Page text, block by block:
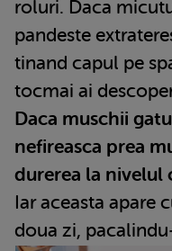
roluri. Daca
pandeste
tinand capul pe
tocmai ai
Daca muschii
nefireasca prea
durerea la nivelul
Iar aceasta apare
doua zi,